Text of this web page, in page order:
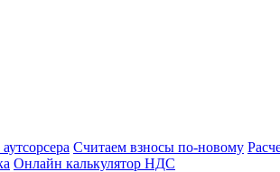
Считаем взносы по-новому
Онлайн калькулятор НДС